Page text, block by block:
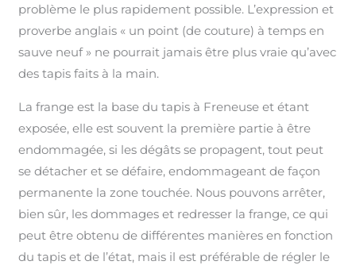
problème le plus rapidement possible. L’expression et
proverbe anglais « un point (de couture) à temps en
sauve neuf » ne pourrait jamais être plus vraie qu’avec
des tapis faits à la main.
La frange est la base du tapis à Freneuse et étant
exposée, elle est souvent la première partie à être
endommagée, si les dégâts se propagent, tout peut
se détacher et se défaire, endommageant de façon
permanente la zone touchée. Nous pouvons arrêter,
bien sûr, les dommages et redresser la frange, ce qui
peut être obtenu de différentes manières en fonction
du tapis et de l’état, mais il est préférable de régler le